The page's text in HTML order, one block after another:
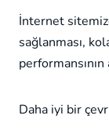
İnternet
sağlanması,
performansının
Daha iyi bir